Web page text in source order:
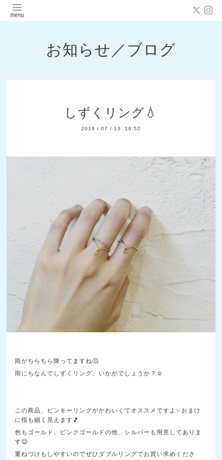
お知らせ／ブログ
しずくリング💧
2019 / 07 / 13 16:52
雨がちらちら降ってますね🤔
雨にちなんでしずくリング、いかがでしょうか？☺️
この商品、ピンキーリングがかわいくてオススメですよ✨おまけ
に指も細く見えます🎵
色もゴールド、ピンクゴールドの他、シルバーも用意してありま
す😌
重ねづけもしやすいのでぜひダブルリングでお買い求めくださ